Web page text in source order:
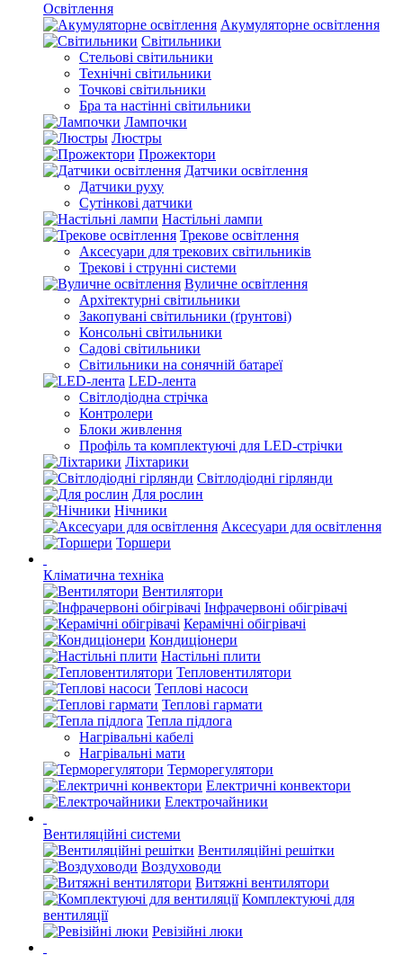
Освітлення
Акумуляторне освітлення
Світильники
Стельові світильники
Технічні світильники
Точкові світильники
Бра та настінні світильники
Лампочки
Люстры
Прожектори
Датчики освітлення
Датчики руху
Сутінкові датчики
Настільні лампи
Трекове освітлення
Аксесуари для трекових світильників
Трекові і струнні системи
Вуличне освітлення
Архітектурні світильники
Закопувані світильники (ґрунтові)
Консольні світильники
Садові світильники
Світильники на сонячній батареї
LED-лента
Світлодіодна стрічка
Контролери
Блоки живлення
Профіль та комплектуючі для LED-стрічки
Ліхтарики
Світлодіодні гірлянди
Для рослин
Нічники
Аксесуари для освітлення
Торшери
Кліматична техніка
Вентилятори
Інфрачервоні обігрівачі
Керамічні обігрівачі
Кондиціонери
Настільні плити
Тепловентилятори
Теплові насоси
Теплові гармати
Тепла підлога
Нагрівальні кабелі
Нагрівальні мати
Терморегулятори
Електричні конвектори
Електрочайники
Вентиляційні системи
Вентиляційні решітки
Воздуховоди
Витяжні вентилятори
Комплектуючі для
вентиляції
Ревізійні люки